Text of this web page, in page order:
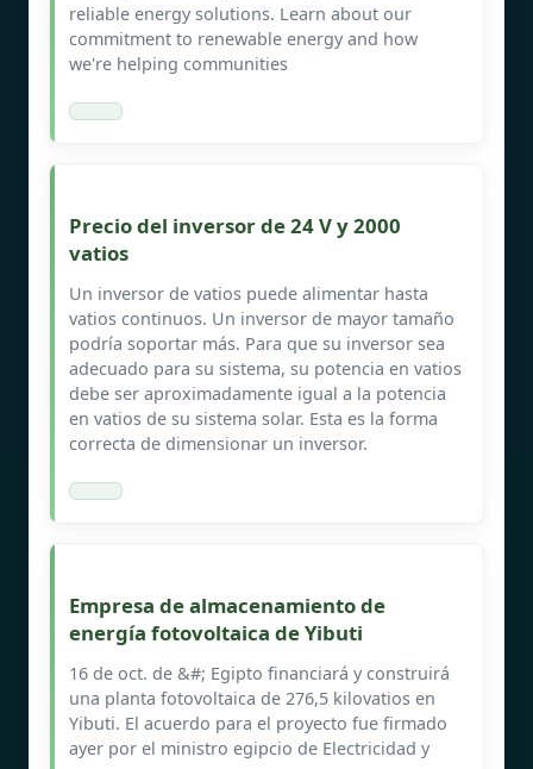
reliable energy solutions. Learn about our
commitment to renewable energy and how
we're helping communities
Precio del inversor de 24 V y 2000
vatios
Un inversor de vatios puede alimentar hasta
vatios continuos. Un inversor de mayor tamaño
podría soportar más. Para que su inversor sea
adecuado para su sistema, su potencia en vatios
debe ser aproximadamente igual a la potencia
en vatios de su sistema solar. Esta es la forma
correcta de dimensionar un inversor.
Empresa de almacenamiento de
energía fotovoltaica de Yibuti
16 de oct. de &#; Egipto financiará y construirá
una planta fotovoltaica de 276,5 kilovatios en
Yibuti. El acuerdo para el proyecto fue firmado
ayer por el ministro egipcio de Electricidad y